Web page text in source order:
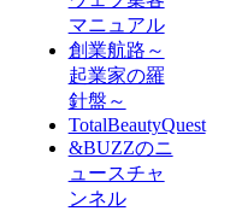
マニュアル
創業航路～
起業家の羅
針盤～
TotalBeautyQuest
&BUZZのニ
ュースチャ
ンネル